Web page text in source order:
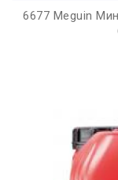
6677 Meguin